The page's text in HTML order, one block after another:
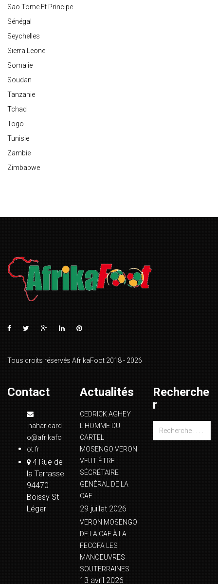
Sao Tome Et Principe
Sénégal
Seychelles
Sierra Leone
Somalie
Soudan
Tanzanie
Tchad
Togo
Tunisie
Zambie
Zimbabwe
Tous droits réservés AfrikaFoot 2018 - 2026
Contact
naharicard
o@afrikafo
ot.fr
4 Rue de
la Terrasse
94470
Boissy St
Léger
Actualités
CEDRICK AGHEY
L’HOMME DU
CARTEL
MOSENGO VERON
VEUT ÊTRE
SÉCRÉTAIRE
GÉNÉRAL DE LA
CAF
29 juillet 2026
VERON MOSENGO
DE LA CAF À LA
FECOFA LES
MANOEUVRES
SOUTERRAINES
13 avril 2026
Recherche
r